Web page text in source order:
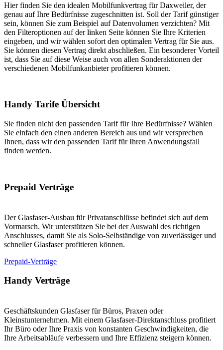
Hier finden Sie den idealen Mobilfunkvertrag für Daxweiler, der
genau auf Ihre Bedürfnisse zugeschnitten ist. Soll der Tarif günstiger
sein, können Sie zum Beispiel auf Datenvolumen verzichten? Mit
den Filteroptionen auf der linken Seite können Sie Ihre Kriterien
eingeben, und wir wählen sofort den optimalen Vertrag für Sie aus.
Sie können diesen Vertrag direkt abschließen. Ein besonderer Vorteil
ist, dass Sie auf diese Weise auch von allen Sonderaktionen der
verschiedenen Mobilfunkanbieter profitieren können.
Handy Tarife Übersicht
Sie finden nicht den passenden Tarif für Ihre Bedürfnisse? Wählen
Sie einfach den einen anderen Bereich aus und wir versprechen
Ihnen, dass wir den passenden Tarif für Ihren Anwendungsfall
finden werden.
Prepaid Verträge
Der Glasfaser-Ausbau für Privatanschlüsse befindet sich auf dem
Vormarsch. Wir unterstützen Sie bei der Auswahl des richtigen
Anschlusses, damit Sie als Solo-Selbständige von zuverlässiger und
schneller Glasfaser profitieren können.
Prepaid-Verträge
Handy Verträge
Geschäftskunden Glasfaser für Büros, Praxen oder
Kleinstunternehmen. Mit einem Glasfaser-Direktanschluss profitiert
Ihr Büro oder Ihre Praxis von konstanten Geschwindigkeiten, die
Ihre Arbeitsabläufe verbessern und Ihre Effizienz steigern können.